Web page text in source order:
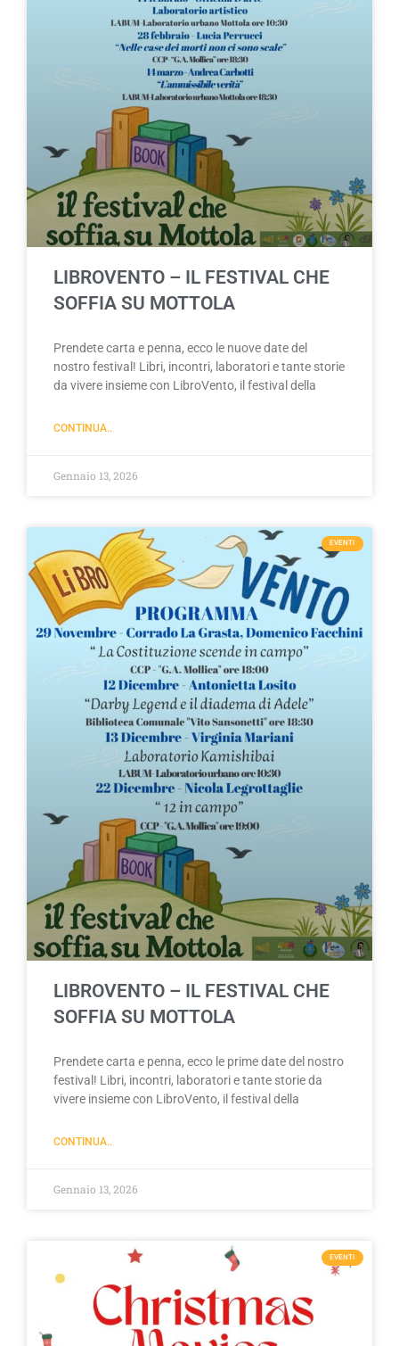
LIBROVENTO – IL FESTIVAL CHE
SOFFIA SU MOTTOLA
Prendete carta e penna, ecco le nuove date del
nostro festival! Libri, incontri, laboratori e tante storie
da vivere insieme con LibroVento, il festival della
CONTINUA..
Gennaio 13, 2026
EVENTI
LIBROVENTO – IL FESTIVAL CHE
SOFFIA SU MOTTOLA
Prendete carta e penna, ecco le prime date del nostro
festival! Libri, incontri, laboratori e tante storie da
vivere insieme con LibroVento, il festival della
CONTINUA..
Gennaio 13, 2026
EVENTI